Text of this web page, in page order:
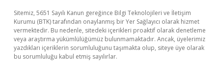
Sitemiz, 5651 Sayılı Kanun gereğince Bilgi Teknolojileri ve İletişim
Kurumu (BTK) tarafından onaylanmış bir Yer Sağlayıcı olarak hizmet
vermektedir. Bu nedenle, sitedeki içerikleri proaktif olarak denetleme
veya araştırma yükümlülüğümüz bulunmamaktadır. Ancak, üyelerimiz
yazdıkları içeriklerin sorumluluğunu taşımakta olup, siteye üye olarak
bu sorumluluğu kabul etmiş sayılırlar.